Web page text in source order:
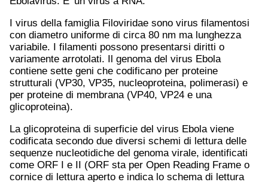
I virus della famiglia Filoviridae sono virus filamentosi
con diametro uniforme di circa 80 nm ma lunghezza
variabile. I filamenti possono presentarsi diritti o
variamente arrotolati. Il genoma del virus Ebola
contiene sette geni che codificano per proteine
strutturali (VP30, VP35, nucleoproteina, polimerasi) e
per proteine di membrana (VP40, VP24 e una
glicoproteina).
La glicoproteina di superficie del virus Ebola viene
codificata secondo due diversi schemi di lettura delle
sequenze nucleotidiche del genoma virale, identificati
come ORF I e II (ORF sta per Open Reading Frame o
cornice di lettura aperto e indica lo schema di lettura